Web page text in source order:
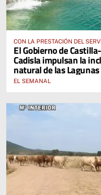
CON LA PRESTACIÓN DEL
El Gobierno de
Cadisla impulsan la
natural de las
EL SEMANAL